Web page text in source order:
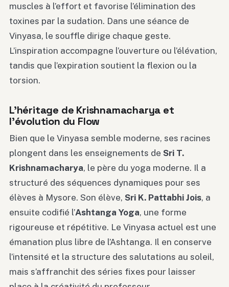
muscles à l’effort et favorise l’élimination des
toxines par la sudation. Dans une séance de
Vinyasa, le souffle dirige chaque geste.
L’inspiration accompagne l’ouverture ou l’élévation,
tandis que l’expiration soutient la flexion ou la
torsion.
L’héritage de Krishnamacharya et
l’évolution du Flow
Bien que le Vinyasa semble moderne, ses racines
plongent dans les enseignements de Sri T.
Krishnamacharya, le père du yoga moderne. Il a
structuré des séquences dynamiques pour ses
élèves à Mysore. Son élève, Sri K. Pattabhi Jois, a
ensuite codifié l’Ashtanga Yoga, une forme
rigoureuse et répétitive. Le Vinyasa actuel est une
émanation plus libre de l’Ashtanga. Il en conserve
l’intensité et la structure des salutations au soleil,
mais s’affranchit des séries fixes pour laisser